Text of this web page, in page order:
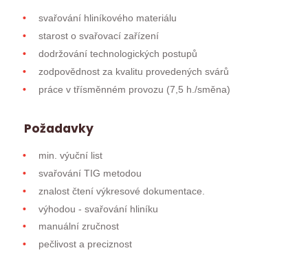
svařování hliníkového materiálu
starost o svařovací zařízení
dodržování technologických postupů
zodpovědnost za kvalitu provedených svárů
práce v třísměnném provozu (7,5 h./směna)
Požadavky
min. výuční list
svařování TIG metodou
znalost čtení výkresové dokumentace.
výhodou - svařování hliníku
manuální zručnost
pečlivost a preciznost